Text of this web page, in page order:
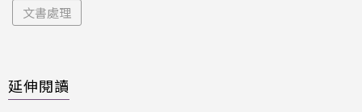
文書處理
延伸閱讀